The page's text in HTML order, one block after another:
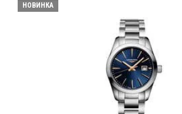
НОВИНКА